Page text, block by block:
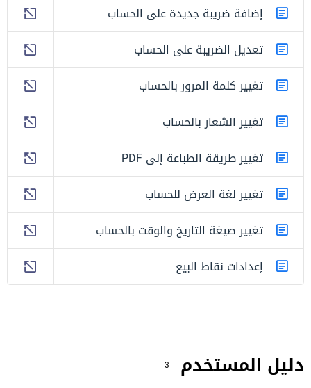
إضافة ضريبة جديدة على الحساب
تعديل الضريبة على الحساب
تغيير كلمة المرور بالحساب
تغيير الشعار بالحساب
تغيير طريقة الطباعة إلى PDF
تغيير لغة العرض للحساب
تغيير صيغة التاريخ والوقت بالحساب
إعدادات نقاط البيع
دليل المستخدم 3